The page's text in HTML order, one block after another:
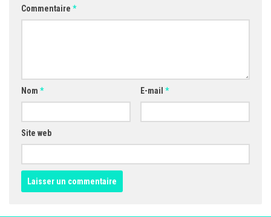
Commentaire *
Nom * E-mail *
Site web